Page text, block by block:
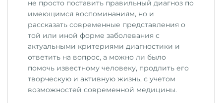
не просто поставить правильный диагноз по
имеющимся воспоминаниям, но и
рассказать современные представления о
той или иной форме заболевания с
актуальными критериями диагностики и
ответить на вопрос, а можно ли было
помочь известному человеку, продлить его
творческую и активную жизнь, с учетом
возможностей современной медицины.